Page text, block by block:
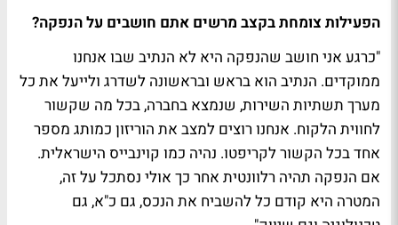
הפעילות צומחת בקצב מרשים אתם חושבים על הנפקה?
"כרגע אני חושב שהנפקה היא לא הנתיב שבו אנחנו
ממוקדים. הנתיב הוא בראש ובראשונה לשדרג ולייעל את כל
מערך תשתיות השירות, שנמצא בחברה, בכל מה שקשור
לחווית הלקוח. אנחנו רוצים למצב את הוריזון כמותג מספר
אחד בכל הקשור לקריפטו. נהיה כמו קוינבייס הישראלית.
אם הנפקה תהיה רלוונטית אחר כך אולי נסתכל על זה,
המטרה היא קודם כל להשביח את הנכס, גם כ"א, גם